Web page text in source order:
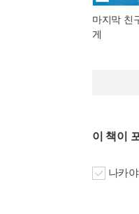
마지막 친
게
이 책이
나카